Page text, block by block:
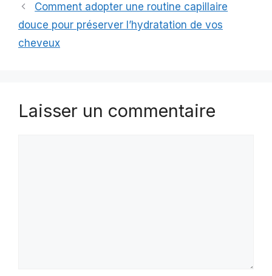
Comment adopter une routine capillaire
douce pour préserver l’hydratation de vos
cheveux
Laisser un commentaire